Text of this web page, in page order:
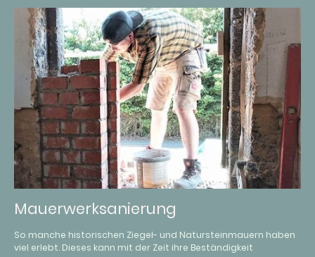
Mauerwerksanierung
So manche historischen Ziegel- und Natursteinmauern haben
viel erlebt. Dieses kann mit der Zeit ihre Beständigkeit